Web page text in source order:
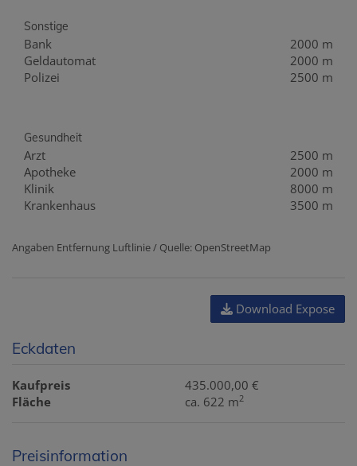
Sonstige
Bank
2000 m
Geldautomat
2000 m
Polizei
2500 m
Gesundheit
Arzt
2500 m
Apotheke
2000 m
Klinik
8000 m
Krankenhaus
3500 m
Angaben Entfernung Luftlinie / Quelle: OpenStreetMap
Download Expose
Eckdaten
Kaufpreis
435.000,00 €
Fläche
ca. 622 m2
Preisinformation